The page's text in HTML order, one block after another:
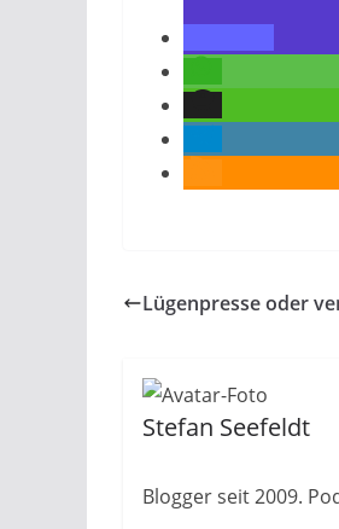
Lügenpresse oder
Stefan Seefeldt
Blogger seit 2009.